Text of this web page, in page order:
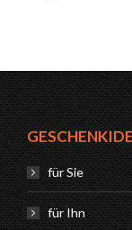
für Sie
für Ihn